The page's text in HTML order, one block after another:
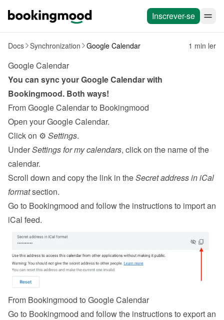
Inscrever-se
Docs Synchronization Google Calendar 1 min ler
Google Calendar
You can sync your Google Calendar with
Bookingmood. Both ways!
From Google Calendar to Bookingmood
Open your Google Calendar.
Click on ⚙️ Settings.
Under Settings for my calendars, click on the name of the
calendar.
Scroll down and copy the link in the Secret address in iCal
format section.
Go to Bookingmood and follow the instructions to import an
iCal feed.
From Bookingmood to Google Calendar
Go to Bookingmood and follow the instructions to export an